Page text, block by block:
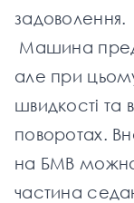
задоволення.
Машина
але при
швидкості та
поворотах.
на БМВ можна
частина